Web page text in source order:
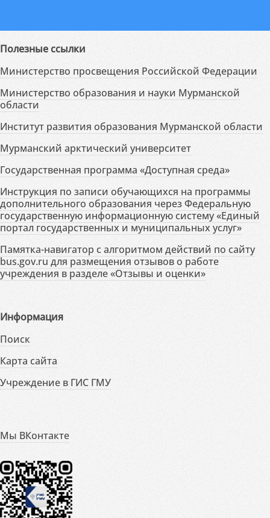
Полезные ссылки
Министерство просвещения Российской Федерации
Министерство образования и науки Мурманской
области
Институт развития образования Мурманской области
Мурманский арктический университет
Государственная программа «Доступная среда»
Инструкция по записи обучающихся на программы
дополнительного образования через Федеральную
государственную информационную систему «Единый
портал государственных и муниципальных услуг»
Памятка-навигатор с алгоритмом действий по сайту
bus.gov.ru для размещения отзывов о работе
учреждения в разделе «Отзывы и оценки»
Информация
Поиск
Карта сайта
Учреждение в ГИС ГМУ
Мы ВКонтакте